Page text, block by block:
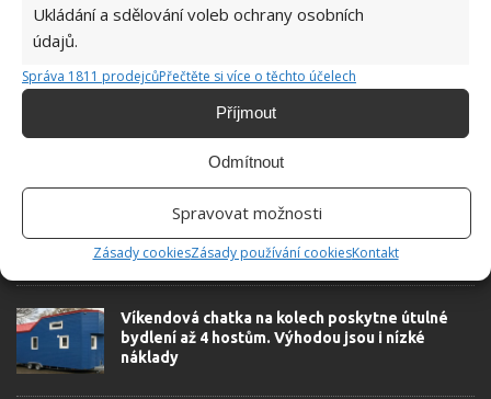
Ukládání a sdělování voleb ochrany osobních
údajů.
Správa 1811 prodejcůPřečtěte si více o těchto účelech
Příjmout
Odmítnout
Spravovat možnosti
Zásady cookiesZásady používání cookiesKontakt
4členná rodina nemá v malém domku o pohodlí
nouzi. Unikátně vybavené bydlení nabízí až 3
ložnice
Víkendová chatka na kolech poskytne útulné
bydlení až 4 hostům. Výhodou jsou i nízké
náklady